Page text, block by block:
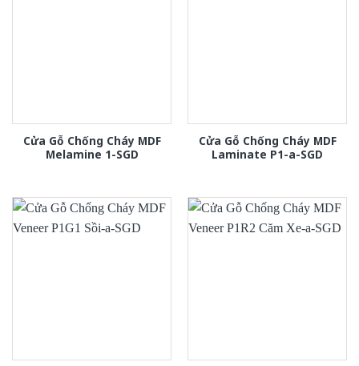
Cửa Gỗ Chống Cháy MDF
Melamine 1-SGD
Cửa Gỗ Chống Cháy MDF
Laminate P1-a-SGD